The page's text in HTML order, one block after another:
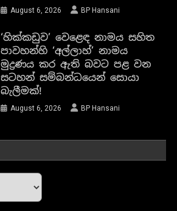
August 6, 2026 BP Hansani
‘හික්කඩුව’ වෙළෙඳ නාමය සහිත
පාවහන්හි ‘අල්ලාහ්’ නාමය
මුද්‍රණය කර ඇති බවට පළ වන
සටහන් සම්බන්ධයෙන් සොයා
බැලීමක්!
August 6, 2026 BP Hansani